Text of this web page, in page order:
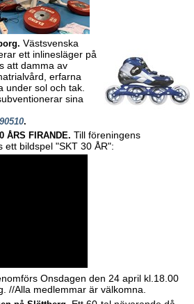
Västsvenska
ett inlinesläger på
att damma av
erfarna
under sol och tak.
sina
.
ÅRS FIRANDE. Till föreningens
ett bildspel "SKT 30 ÅR":
Onsdagen den 24 april kl.18.00
//Alla medlemmar är välkomna.